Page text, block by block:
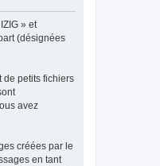
» et
(désignées
de petits fichiers
avez
créées par le
en tant